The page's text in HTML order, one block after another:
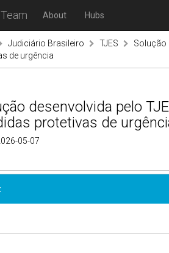
About Hubs
Judiciário Brasileiro TJES
Solução
de urgência
desenvolvida pelo
protetivas de
05-07